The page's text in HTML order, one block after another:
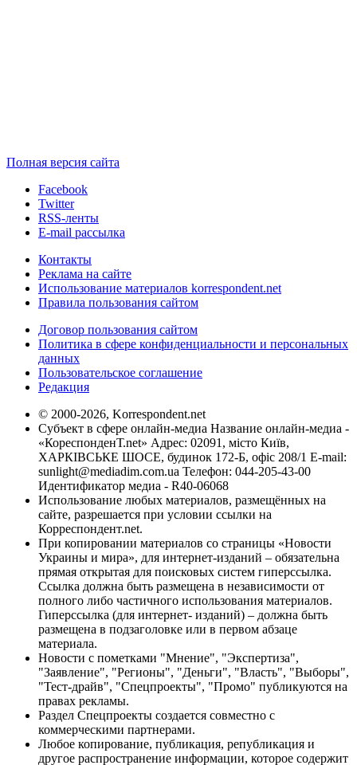
Полная версия сайта
Facebook
Twitter
RSS-ленты
E-mail рассылка
Контакты
Реклама на сайте
Использование материалов korrespondent.net
Правила пользования сайтом
Договор пользования сайтом
Политика в сфере конфиденциальности и персональных
данных
Пользовательское соглашение
Редакция
© 2000-2026, Korrespondent.net
Субъект в сфере онлайн-медиа Название онлайн-медиа -
«КореспонденТ.net» Адрес: 02091, місто Київ,
ХАРКІВСЬКЕ ШОСЕ, будинок 172-Б, офіс 208/1 E-mail:
sunlight@mediadim.com.ua Телефон: 044-205-43-00
Идентификатор медиа - R40-06068
Использование любых материалов, размещённых на
сайте, разрешается при условии ссылки на
Корреспондент.net.
При копировании материалов со страницы «Новости
Украины и мира», для интернет-изданий – обязательна
прямая открытая для поисковых систем гиперссылка.
Ссылка должна быть размещена в независимости от
полного либо частичного использования материалов.
Гиперссылка (для интернет- изданий) – должна быть
размещена в подзаголовке или в первом абзаце
материала.
Новости с пометками "Мнение", "Экспертиза",
"Заявление", "Регионы", "Деньги", "Власть", "Выборы",
"Тест-драйв", "Спецпроекты", "Промо" публикуются на
правах рекламы.
Раздел Спецпроекты создается совместно с
коммерческими партнерами.
Любое копирование, публикация, републикация и
другое распространение информации, которое содержит